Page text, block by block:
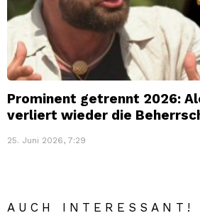
Prominent getrennt 2026:
verliert wieder die
25. Juni 2026, 7:29
AUCH INTERESSANT!